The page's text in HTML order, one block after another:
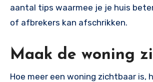
aantal tips waarmee je je huis
of afbrekers kan afschrikken.
Maak de woning
Hoe meer een woning zichtbaar is,